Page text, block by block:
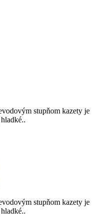
stupňom kazety je
stupňom kazety je